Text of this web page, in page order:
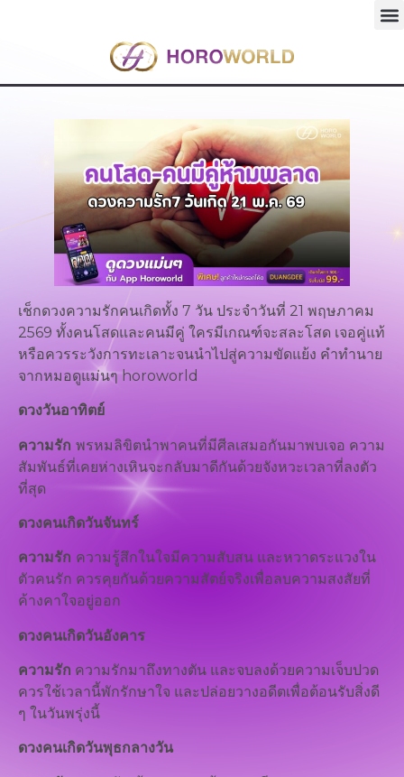
เช็กดวงความรักคนเกิดทั้ง 7 วัน ประจำวันที่ 21 พฤษภาคม
2569 ทั้งคนโสดและคนมีคู่ ใครมีเกณฑ์จะสละโสด เจอคู่แท้
หรือควรระวังการทะเลาะจนนำไปสู่ความขัดแย้ง คำทำนาย
จากหมอดูแม่นๆ horoworld
ดวงวันอาทิตย์
ความรัก พรหมลิขิตนำพาคนที่มีศีลเสมอกันมาพบเจอ ความ
สัมพันธ์ที่เคยห่างเหินจะกลับมาดีกันด้วยจังหวะเวลาที่ลงตัว
ที่สุด
ดวงคนเกิดวันจันทร์
ความรัก ความรู้สึกในใจมีความสับสน และหวาดระแวงใน
ตัวคนรัก ควรคุยกันด้วยความสัตย์จริงเพื่อลบความสงสัยที่
ค้างคาใจอยู่ออก
ดวงคนเกิดวันอังคาร
ความรัก ความรักมาถึงทางตัน และจบลงด้วยความเจ็บปวด
ควรใช้เวลานี้พักรักษาใจ และปล่อยวางอดีตเพื่อต้อนรับสิ่งดี
ๆ ในวันพรุ่งนี้
ดวงคนเกิดวันพุธกลางวัน